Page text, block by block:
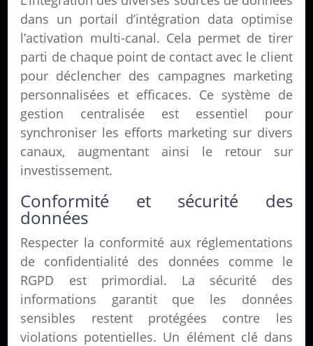
dans un portail d’intégration data optimise
l’activation multi-canal. Cela permet de tirer
parti de chaque point de contact avec le client
pour déclencher des campagnes marketing
personnalisées et efficaces. Ce système de
gestion centralisée est essentiel pour
synchroniser les efforts marketing sur divers
canaux, augmentant ainsi le retour sur
investissement.
Conformité et sécurité des
données
Respecter la conformité aux réglementations
de confidentialité des données comme le
RGPD est primordial. La sécurité des
informations garantit que les données
sensibles restent protégées contre les
violations potentielles. Un élément clé dans